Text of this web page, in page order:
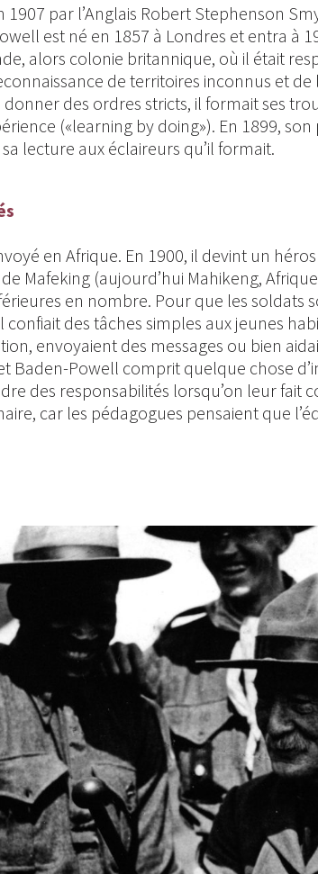
par l’Anglais Robert Stephenson
est né en 1857 à Londres et entra à
alors colonie britannique, où il était
de territoires inconnus et de
donner des ordres stricts, il formait ses
(«learning by doing»). En 1899,
lecture aux éclaireurs qu’il formait.
en Afrique. En 1900, il devint un
Mafeking (aujourd’hui Mahikeng,
en nombre. Pour que les soldats
des tâches simples aux jeunes
envoyaient des messages ou bien
Baden-Powell comprit quelque chose
des responsabilités lorsqu’on leur fait
car les pédagogues pensaient que